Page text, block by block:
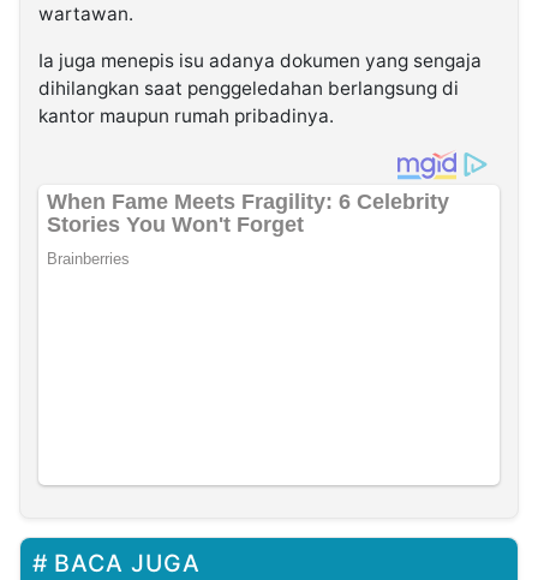
wartawan.
Ia juga menepis isu adanya dokumen yang sengaja
dihilangkan saat penggeledahan berlangsung di
kantor maupun rumah pribadinya.
BACA JUGA